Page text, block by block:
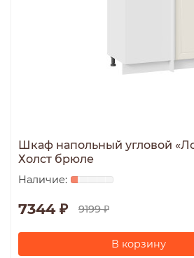
Шкаф напольный угловой
Холст брюле
7344 ₽ 9199 ₽
В корзину